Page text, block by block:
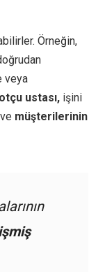
Örneğin,
veya
ustası, işini
müşterilerinin